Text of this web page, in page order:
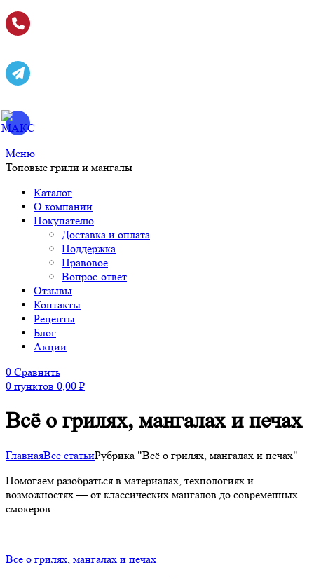
Меню
Топовые грили и мангалы
Каталог
О компании
Покупателю
Доставка и оплата
Поддержка
Правовое
Вопрос-ответ
Отзывы
Контакты
Рецепты
Блог
Акции
0 Сравнить
0 пунктов 0,00 ₽
Всё о грилях, мангалах и печах
ГлавнаяВсе статьиРубрика "Всё о грилях, мангалах и печах"
Помогаем разобраться в материалах, технологиях и
возможностях — от классических мангалов до современных
смокеров.
Всё о грилях, мангалах и печах